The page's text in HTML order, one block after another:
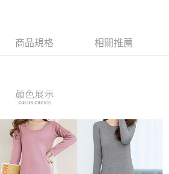
先享後付」後，將跳轉至「AFTEE先享後付」
認金額後，即可完成結帳。
不需立刻繳費，但若您需要取消訂單，請聯絡
意取消之訂單仍視為有效，需透過AFTEE先享
先享後付 」之結帳頁面顯示為準，若有關於
欲退款等相關疑問，請聯繫「AFTEE先享後付
support/home
以上)免運費
含以上)免運費
商品規格 相關推薦